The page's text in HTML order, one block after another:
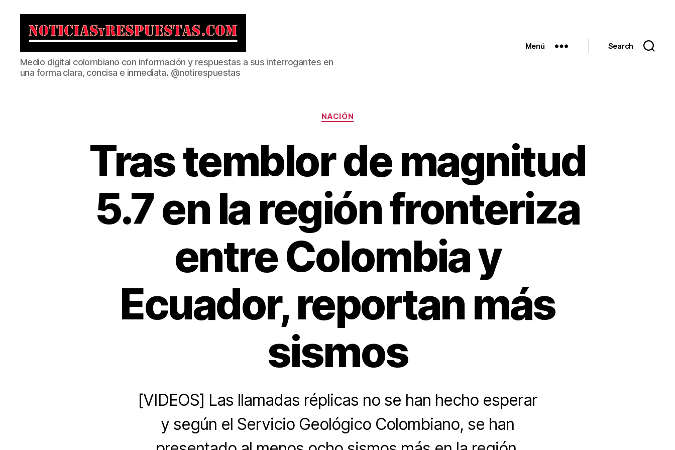
Noticias
y
Respuestas
Medio digital colombiano con información y respuestas a sus interrogantes en
una forma clara, concisa e inmediata. @notirespuestas
Menú Search
Categorías
NACIÓN
Tras temblor de magnitud
5.7 en la región fronteriza
entre Colombia y
Ecuador, reportan más
sismos
[VIDEOS] Las llamadas réplicas no se han hecho esperar
y según el Servicio Geológico Colombiano, se han